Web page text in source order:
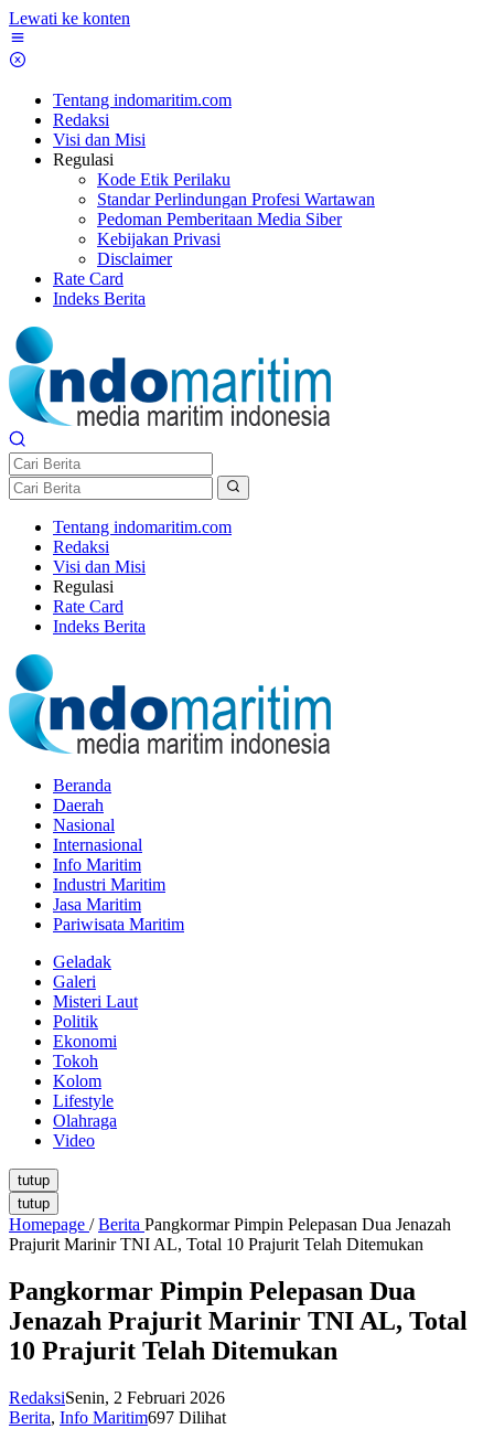
Lewati ke konten
Tentang indomaritim.com
Redaksi
Visi dan Misi
Regulasi
Kode Etik Perilaku
Standar Perlindungan Profesi Wartawan
Pedoman Pemberitaan Media Siber
Kebijakan Privasi
Disclaimer
Rate Card
Indeks Berita
Tentang indomaritim.com
Redaksi
Visi dan Misi
Regulasi
Rate Card
Indeks Berita
Beranda
Daerah
Nasional
Internasional
Info Maritim
Industri Maritim
Jasa Maritim
Pariwisata Maritim
Geladak
Galeri
Misteri Laut
Politik
Ekonomi
Tokoh
Kolom
Lifestyle
Olahraga
Video
tutup
tutup
Homepage / Berita Pangkormar Pimpin Pelepasan Dua Jenazah
Prajurit Marinir TNI AL, Total 10 Prajurit Telah Ditemukan
Pangkormar Pimpin Pelepasan Dua
Jenazah Prajurit Marinir TNI AL, Total
10 Prajurit Telah Ditemukan
RedaksiSenin, 2 Februari 2026
Berita, Info Maritim697 Dilihat